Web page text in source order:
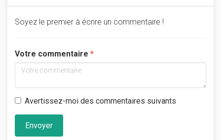
Soyez le premier à écrire un commentaire !
Votre commentaire
Avertissez-moi des commentaires suivants
Envoyer